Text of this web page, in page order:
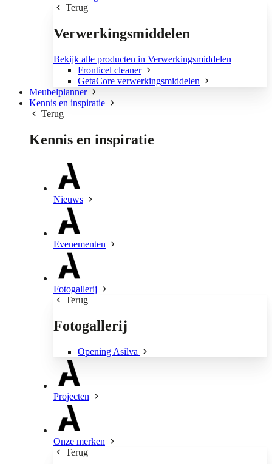
Terug
Verwerkingsmiddelen
Bekijk alle producten in Verwerkingsmiddelen
Fronticel cleaner
GetaCore verwerkingsmiddelen
Meubelplanner
Kennis en inspiratie
Terug
Kennis en inspiratie
Nieuws
Evenementen
Fotogallerij
Terug
Fotogallerij
Opening Asilva
Projecten
Onze merken
Terug